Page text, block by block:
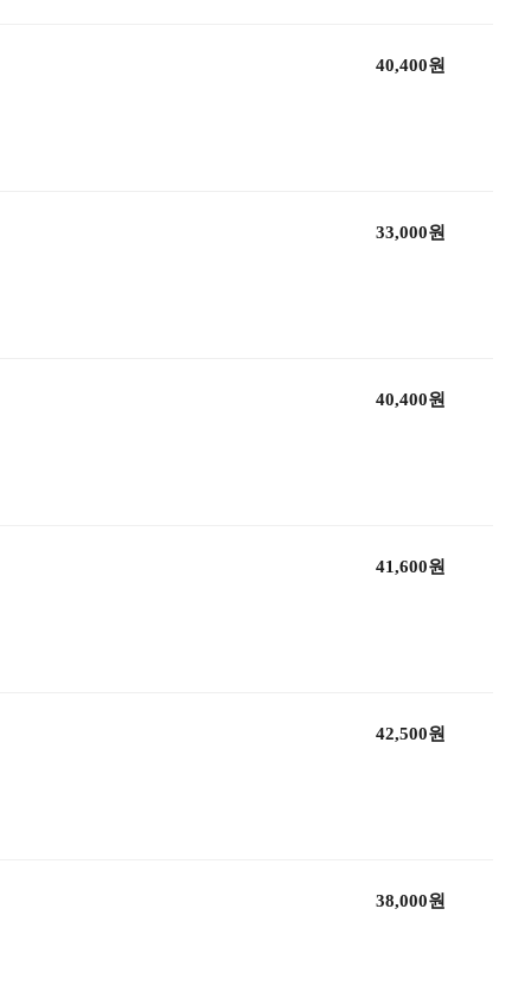
40,400원
33,000원
40,400원
41,600원
42,500원
38,000원